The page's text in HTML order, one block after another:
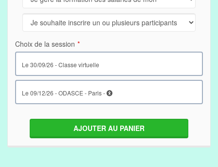
Choix de la session
le 30/09/26 - Classe virtuelle
le 09/12/26 - ODASCE - Paris -
AJOUTER AU PANIER